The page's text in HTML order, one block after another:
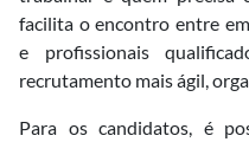
facilita o encontro entre
e profissionais
recrutamento mais ágil,
Para os candidatos, é